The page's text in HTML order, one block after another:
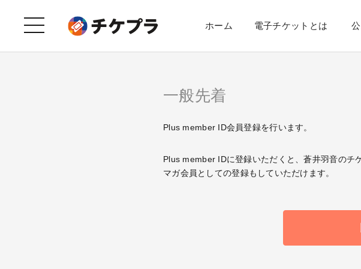
ホーム 電子チケットとは
一般先着
Plus member ID会員登録を行います。
Plus member IDに登録いただくと、蒼井羽音のチ
マガ会員としての登録もしていただけます。